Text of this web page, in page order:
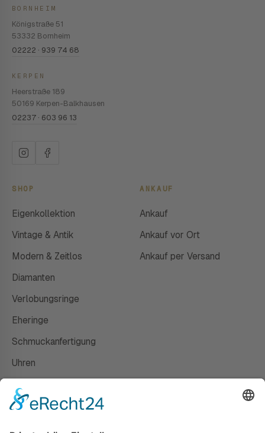
BORNHEIM
Königstraße 51
53332 Bornheim
02222 · 939 74 68
KERPEN
Heerstraße 189
50169 Kerpen-Balkhausen
02237 · 603 96 13
SHOP
Eigenkollektion
Vintage & Antik
Modern & Zeitlos
Diamanten
Verlobungsringe
Eheringe
Schmuckanfertigung
Uhren
ANKAUF
Ankauf
Ankauf vor Ort
Ankauf per Versand